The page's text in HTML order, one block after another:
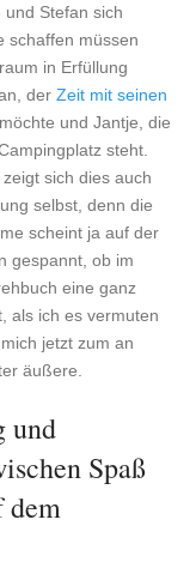
Stefan sich
schaffen müssen
in Erfüllung
der Zeit mit seinen
und Jantje, die
steht.
sich dies auch
selbst, denn die
scheint ja auf der
gespannt, ob im
eine ganz
als ich es vermuten
jetzt zum an
äußere.
und
Spaß
dem